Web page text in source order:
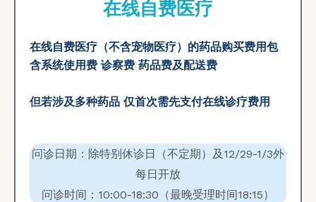
在线自费医疗
在线自费医疗（不含宠物医疗）的药品购买费用包
含系统使用费 诊察费 药品费及配送费
但若涉及多种药品 仅首次需先支付在线诊疗费用
问诊日期：除特别休诊日（不定期）及12/29-1/3外
每日开放
问诊时间：10:00-18:30（最晚受理时间18:15）